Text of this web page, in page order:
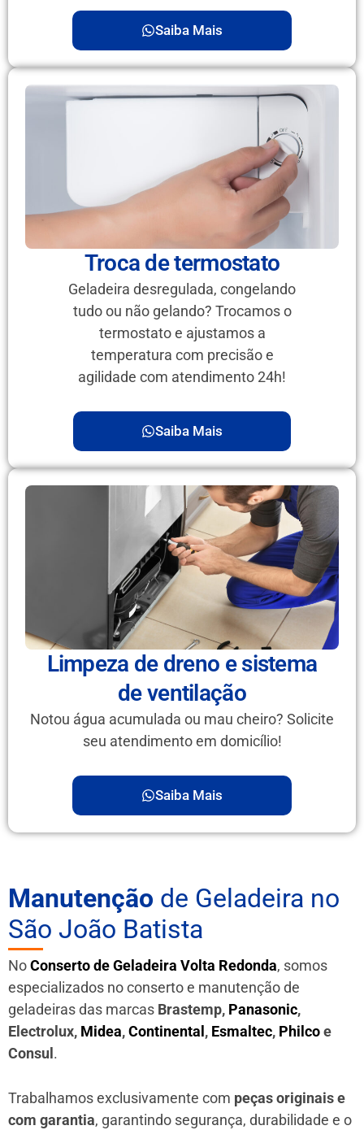
Saiba Mais
Troca de termostato
Geladeira desregulada, congelando
tudo ou não gelando? Trocamos o
termostato e ajustamos a
temperatura com precisão e
agilidade com atendimento 24h!
Saiba Mais
Limpeza de dreno e sistema
de ventilação
Notou água acumulada ou mau cheiro? Solicite
seu atendimento em domicílio!
Saiba Mais
Manutenção de Geladeira no
São João Batista
NoConserto de Geladeira Volta Redonda, somos
especializados no conserto e manutenção de
geladeiras das marcas Brastemp, Panasonic,
Electrolux, Midea,Continental, Esmaltec, Philcoe
Consul.
Trabalhamos exclusivamente com peças originais e
com garantia, garantindo segurança, durabilidade e o